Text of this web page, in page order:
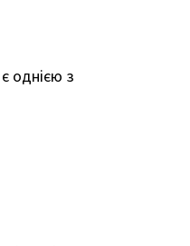
однією з